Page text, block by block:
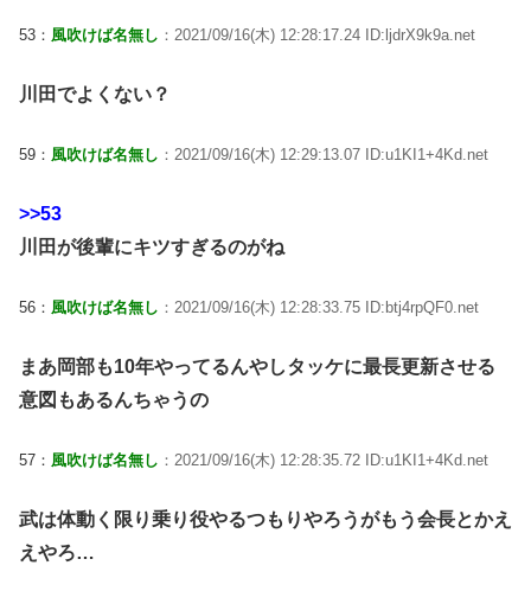
53： 風吹けば名無し ：2021/09/16(木) 12:28:17.24 ID:ljdrX9k9a.net
川田でよくない？
59： 風吹けば名無し ：2021/09/16(木) 12:29:13.07 ID:u1KI1+4Kd.net
>>53
川田が後輩にキツすぎるのがね
56： 風吹けば名無し ：2021/09/16(木) 12:28:33.75 ID:btj4rpQF0.net
まあ岡部も10年やってるんやしタッケに最長更新させる
意図もあるんちゃうの
57： 風吹けば名無し ：2021/09/16(木) 12:28:35.72 ID:u1KI1+4Kd.net
武は体動く限り乗り役やるつもりやろうがもう会長とかえ
えやろ…